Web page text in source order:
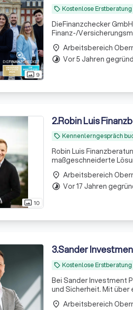
photo_size_select_actual 9
local_offer Kostenlose Erstberatung
DieFinanzchecker
Finanz-/
und zielorientierte
sind uns
place Arbeitsbereich
timelapse Vor 5 Jahren
photo_size_select_actual 10
2.Robin Luis
local_offer Kennenlerngespräch
Robin Luis
maßgeschneiderte
place Arbeitsbereich
timelapse Vor 17 Jahren
3.Sander
local_offer Kostenlose Erstberatung
Bei Sander Investment
und Sicherheit. Mit
aus Experten bieten
place Arbeitsbereich